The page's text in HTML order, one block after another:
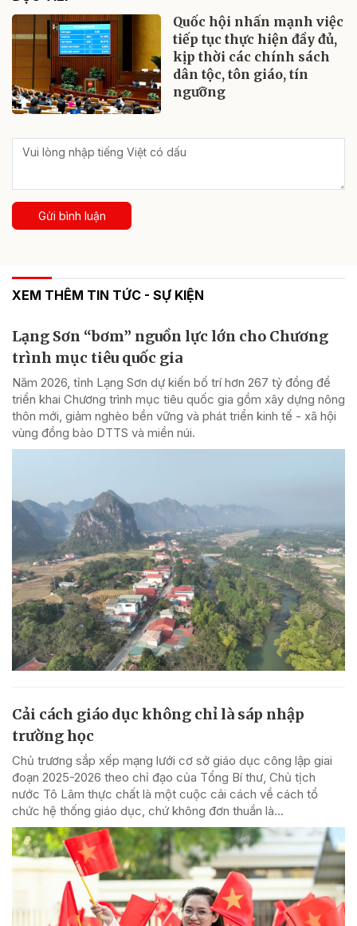
Quốc hội nhấn mạnh việc
tiếp tục thực hiện đầy đủ,
kịp thời các chính sách
dân tộc, tôn giáo, tín
ngưỡng
Gửi bình luận
XEM THÊM TIN TỨC - SỰ KIỆN
Lạng Sơn “bơm” nguồn lực lớn cho Chương
trình mục tiêu quốc gia
Năm 2026, tỉnh Lạng Sơn dự kiến bố trí hơn 267 tỷ đồng để
triển khai Chương trình mục tiêu quốc gia gồm xây dựng nông
thôn mới, giảm nghèo bền vững và phát triển kinh tế - xã hội
vùng đồng bào DTTS và miền núi.
Cải cách giáo dục không chỉ là sáp nhập
trường học
Chủ trương sắp xếp mạng lưới cơ sở giáo dục công lập giai
đoạn 2025-2026 theo chỉ đạo của Tổng Bí thư, Chủ tịch
nước Tô Lâm thực chất là một cuộc cải cách về cách tổ
chức hệ thống giáo dục, chứ không đơn thuần là...